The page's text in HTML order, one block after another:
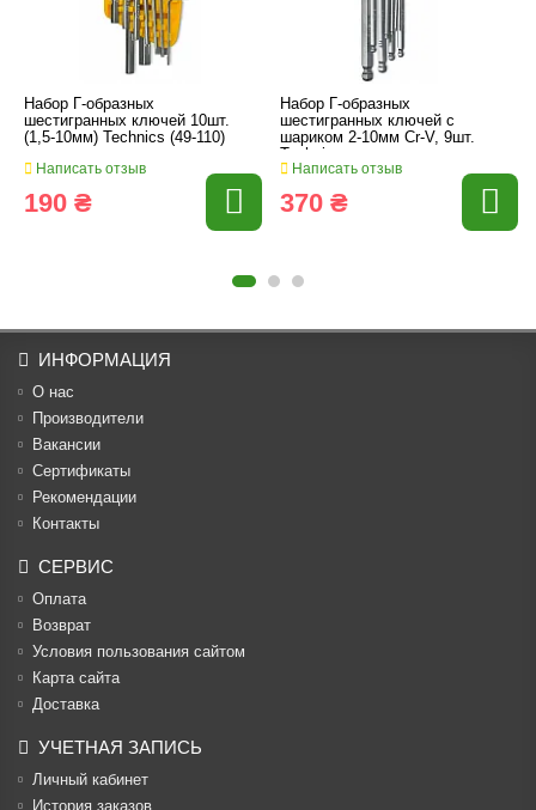
Набор Г-образных
шестигранных ключей 10шт.
(1,5-10мм) Technics (49-110)
Написать отзыв
190 ₴
Набор Г-образных
шестигранных ключей с
шариком 2-10мм Cr-V, 9шт.
Technics
Написать отзыв
370 ₴
ИНФОРМАЦИЯ
О нас
Производители
Вакансии
Cертификаты
Рекомендации
Контакты
СЕРВИС
Оплата
Возврат
Условия пользования сайтом
Карта сайта
Доставка
УЧЕТНАЯ ЗАПИСЬ
Личный кабинет
История заказов